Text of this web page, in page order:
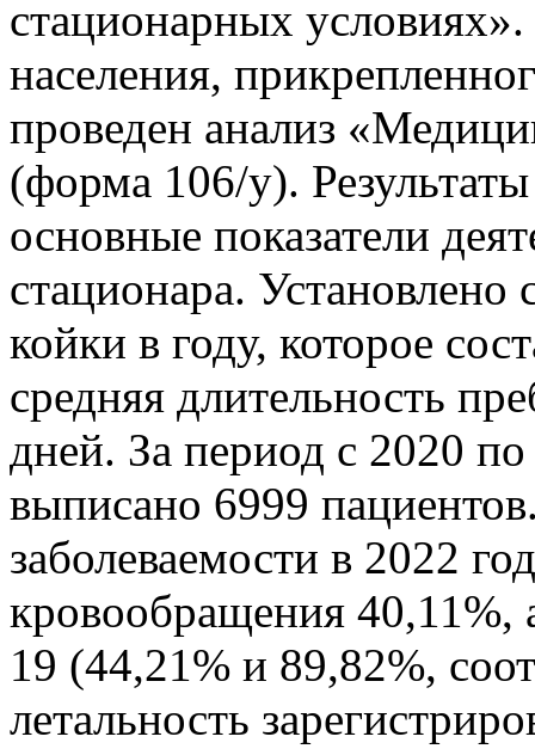
стационарных
населения,
проведен анализ
(форма 106/у).
основные показатели
стационара. Установлено
койки в году, которое
средняя длительность
дней. За период с 2020
выписано 6999
заболеваемости в 2022
кровообращения 40,11%,
19 (44,21% и 89,82%,
летальность